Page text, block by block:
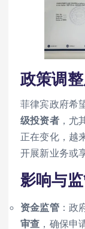
政策调
菲律宾政府希
级投资者，尤
正在变化，越
开展新业务或
影响与
资金监管：政
审查 ，确保申